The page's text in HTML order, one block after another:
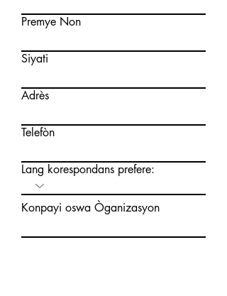
Premye Non
Siyati
Adrès
Telefòn
Lang korespondans prefere:
Konpayi oswa Òganizasyon